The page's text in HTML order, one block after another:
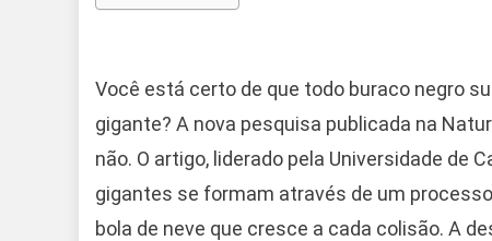
Você está certo de que todo buraco negro
gigante? A nova pesquisa publicada na
não. O artigo, liderado pela Universidade de
gigantes se formam através de um
bola de neve que cresce a cada colisão. A